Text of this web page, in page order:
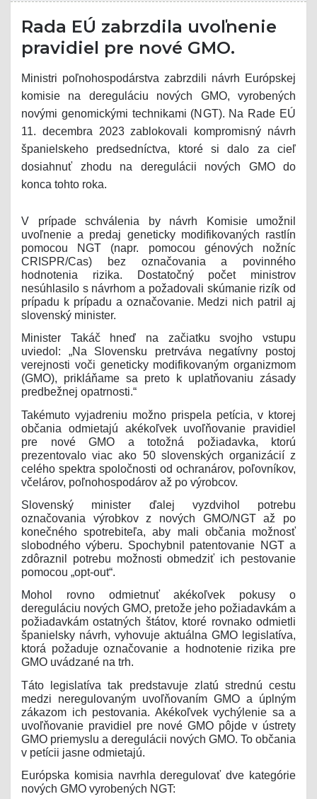
Rada EÚ zabrzdila uvoľnenie
pravidiel pre nové GMO.
Ministri poľnohospodárstva zabrzdili návrh Európskej
komisie na dereguláciu nových GMO, vyrobených
novými genomickými technikami (NGT). Na Rade EÚ
11. decembra 2023 zablokovali kompromisný návrh
španielskeho predsedníctva, ktoré si dalo za cieľ
dosiahnuť zhodu na deregulácii nových GMO do
konca tohto roka.
V prípade schválenia by návrh Komisie umožnil
uvoľnenie a predaj geneticky modifikovaných rastlín
pomocou NGT (napr. pomocou génových nožníc
CRISPR/Cas) bez označovania a povinného
hodnotenia rizika. Dostatočný počet ministrov
nesúhlasilo s návrhom a požadovali skúmanie rizík od
prípadu k prípadu a označovanie. Medzi nich patril aj
slovenský minister.
Minister Takáč hneď na začiatku svojho vstupu
uviedol: „Na Slovensku pretrváva negatívny postoj
verejnosti voči geneticky modifikovaným organizmom
(GMO), prikláňame sa preto k uplatňovaniu zásady
predbežnej opatrnosti.“
Takémuto vyjadreniu možno prispela petícia, v ktorej
občania odmietajú akékoľvek uvoľňovanie pravidiel
pre nové GMO a totožná požiadavka, ktorú
prezentovalo viac ako 50 slovenských organizácií z
celého spektra spoločnosti od ochranárov, poľovníkov,
včelárov, poľnohospodárov až po výrobcov.
Slovenský minister ďalej vyzdvihol potrebu
označovania výrobkov z nových GMO/NGT až po
konečného spotrebiteľa, aby mali občania možnosť
slobodného výberu. Spochybnil patentovanie NGT a
zdôraznil potrebu možnosti obmedziť ich pestovanie
pomocou „opt-out“.
Mohol rovno odmietnuť akékoľvek pokusy o
dereguláciu nových GMO, pretože jeho požiadavkám a
požiadavkám ostatných štátov, ktoré rovnako odmietli
španielsky návrh, vyhovuje aktuálna GMO legislatíva,
ktorá požaduje označovanie a hodnotenie rizika pre
GMO uvádzané na trh.
Táto legislatíva tak predstavuje zlatú strednú cestu
medzi neregulovaným uvoľňovaním GMO a úplným
zákazom ich pestovania. Akékoľvek vychýlenie sa a
uvoľňovanie pravidiel pre nové GMO pôjde v ústrety
GMO priemyslu a deregulácii nových GMO. To občania
v petícii jasne odmietajú.
Európska komisia navrhla deregulovať dve kategórie
nových GMO vyrobených NGT: